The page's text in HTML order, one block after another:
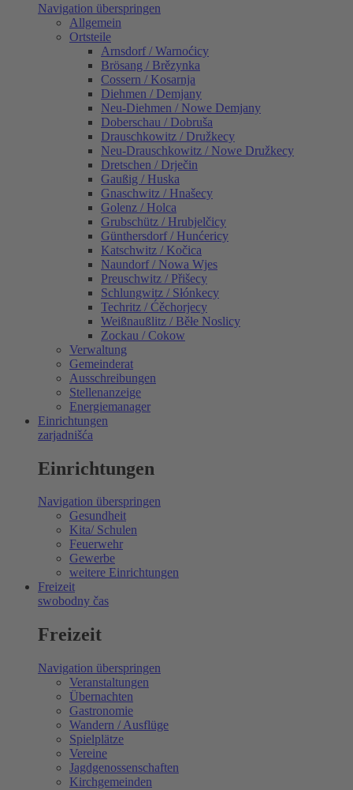
Navigation überspringen
Allgemein
Ortsteile
Arnsdorf / Warnoćicy
Brösang / Brězynka
Cossern / Kosarnja
Diehmen / Demjany
Neu-Diehmen / Nowe Demjany
Doberschau / Dobruša
Drauschkowitz / Družkecy
Neu-Drauschkowitz / Nowe Družkecy
Dretschen / Drječin
Gaußig / Huska
Gnaschwitz / Hnašecy
Golenz / Holca
Grubschütz / Hrubjelčicy
Günthersdorf / Hunćericy
Katschwitz / Kočica
Naundorf / Nowa Wjes
Preuschwitz / Přišecy
Schlungwitz / Słónkecy
Techritz / Ćěchorjecy
Weißnaußlitz / Běłe Noslicy
Zockau / Cokow
Verwaltung
Gemeinderat
Ausschreibungen
Stellenanzeige
Energiemanager
Einrichtungen
zarjadnišća
Einrichtungen
Navigation überspringen
Gesundheit
Kita/ Schulen
Feuerwehr
Gewerbe
weitere Einrichtungen
Freizeit
swobodny čas
Freizeit
Navigation überspringen
Veranstaltungen
Übernachten
Gastronomie
Wandern / Ausflüge
Spielplätze
Vereine
Jagdgenossenschaften
Kirchgemeinden